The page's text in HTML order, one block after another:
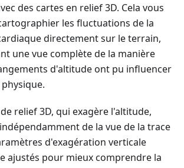
des cartes en relief 3D. Cela vous
les fluctuations de la
directement sur le terrain,
une vue complète de la manière
d'altitude ont pu influencer
relief 3D, qui exagère l'altitude,
de la vue de la trace
d'exagération verticale
ajustés pour mieux comprendre la